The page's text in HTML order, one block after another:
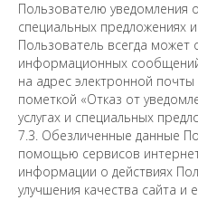
Пользователю уведомления
специальных предложениях
Пользователь всегда может
информационных
на адрес электронной
пометкой «Отказ от
услугах и специальных
7.3. Обезличенные данные
помощью сервисов
информации о действиях
улучшения качества сайта и